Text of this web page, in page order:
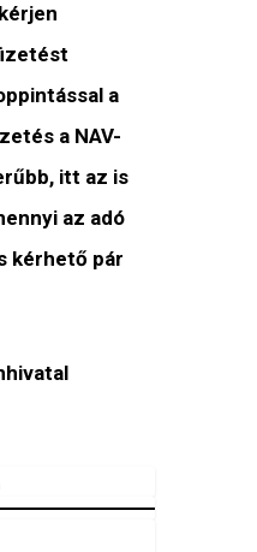
a
a NAV-
itt az is
az adó
kérhető pár